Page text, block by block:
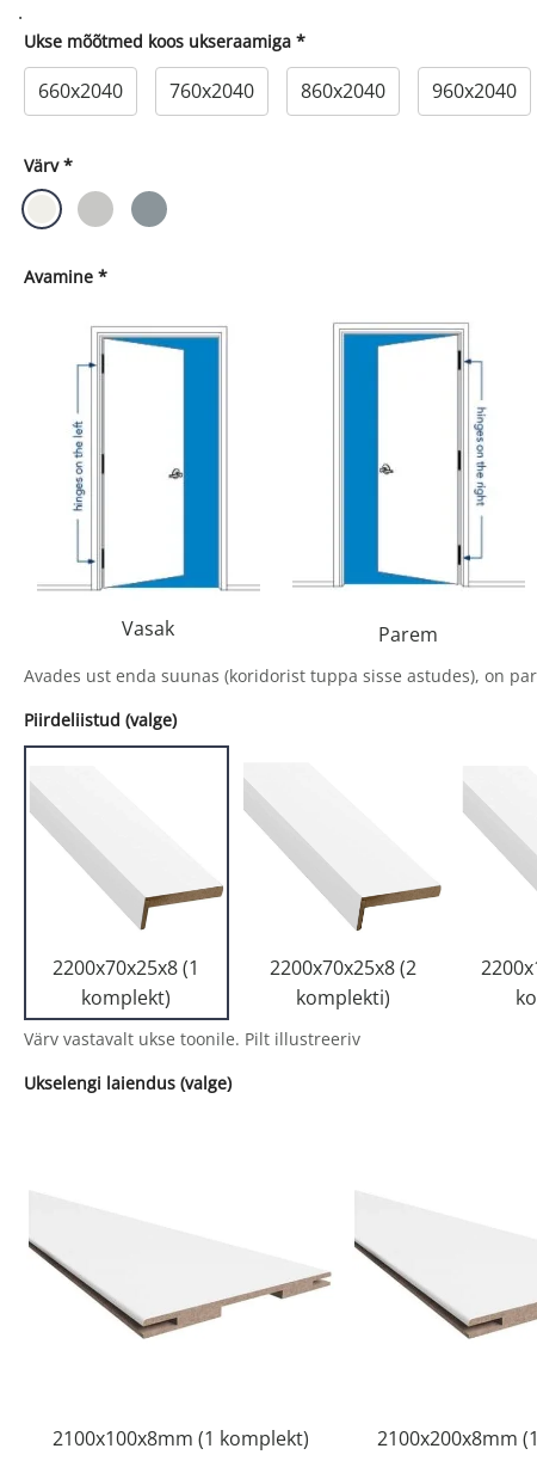
.
Ukse mõõtmed koos ukseraamiga *
660x2040 760x2040 860x2040 960x2040
Värv *
Avamine *
Vasak Parem
Avades ust enda suunas (koridorist tuppa sisse astudes), on
Piirdeliistud (valge)
2200x70x25x8 (1
komplekt)
2200x70x25x8 (2
komplekti)
Värv vastavalt ukse toonile. Pilt illustreeriv
Ukselengi laiendus (valge)
2100x100x8mm (1 komplekt) 2100x200x8mm